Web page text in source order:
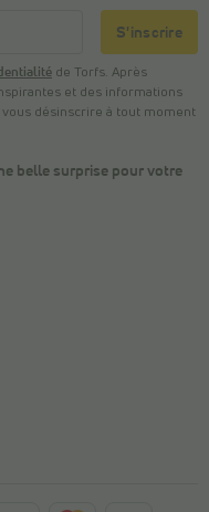
S'inscrire
de Torfs. Après
et des informations
désinscrire à tout moment
belle surprise pour votre